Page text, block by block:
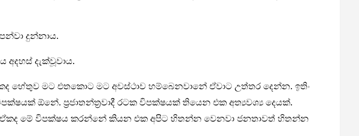
දුන්නාය.
දැක්වූවාය.
මට එතකොට මට අවස්ථාව හම්බෙනවානේ ඒවාට උත්තර දෙන්න. ඉතිං
ඕනේ. ප්‍රජාතන්ත්‍රවාදී රටක විපක්ෂයක් තියෙන එක අත්‍යවශ්‍ය දෙයක්.
මේ විපක්ෂය කරන්නේ කියන එක අපිට හිතන්න වෙනවා ජනතාවත් හිතන්න